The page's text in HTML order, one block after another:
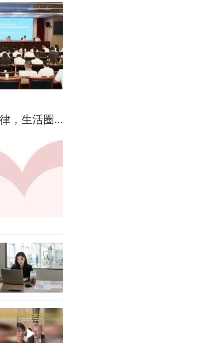
【杭州相亲】91年江西姑娘在杭州，从事外贸工作，作息规律，生活圈子简单干净